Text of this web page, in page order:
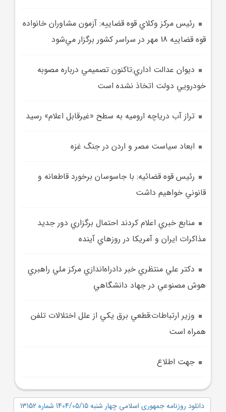
رئيس مرکز وکلاي قوه قضاييه: آزمون مشاوران خانواده
قوه قضاييه 18 مهر در سراسر کشور برگزار مي‌شود
ديوان عدالت اداري:تاکنون تصميمي درباره مصوبه
خودرويي دولت اتخاذ نشده است
تراز آب درياچه اروميه به سطح «غيرقابل اعلام» رسيد
ابعاد سياست مصر و اردن در جنگ غزه
رئيس قوه قضائيه: با جاسوسان برخورد قاطعانه و
قانوني خواهيم داشت
منابع خبري اعلام کردند احتمال برگزاري دور جديد
مذاکرات ايران و آمريکا در روزهاي آينده
دکتر علي منتظري خبر دادراه‌اندازي مرکز ملي راهبري
هوش مصنوعي در جهاد دانشگاهي
وزير ارتباطات:قطعي برق يکي از علل اختلالات تلفن
همراه است
جهت اطلاع
دانلود روزنامه جمهوری اسلامی چهار شنبه 1404/05/15 شماره 13152